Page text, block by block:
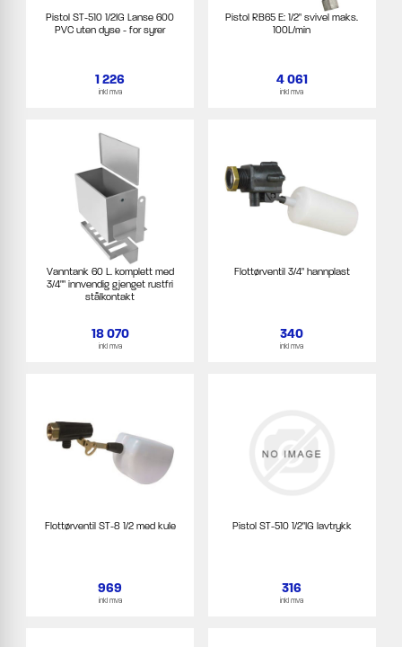
Pistol ST-510 1/2IG Lanse 600
PVC uten dyse - for syrer
1 226
inkl mva
Pistol RB65 E: 1/2" svivel maks.
100L/min
4 061
inkl mva
Vanntank 60 L. komplett med
3/4"" innvendig gjenget rustfri
stålkontakt
18 070
inkl mva
Flottørventil 3/4" hannplast
340
inkl mva
Flottørventil ST-8 1/2 med kule
969
inkl mva
Pistol ST-510 1/2"IG lavtrykk
316
inkl mva